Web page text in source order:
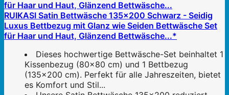
RUIKASI Satin Bettwäsche 135x200 Schwarz - Seidig
Luxus Bettbezug mit Glanz wie Seiden Bettwäsche Set
für Haar und Haut, Glänzend Bettwäsche...*
Dieses hochwertige Bettwäsche-Set beinhaltet 1
Kissenbezug (80x80 cm) und 1 Bettbezug
(135x200 cm). Perfekt für alle Jahreszeiten, bietet
es Komfort und Stil...